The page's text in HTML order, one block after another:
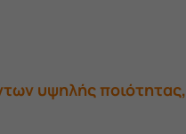
υψηλής ποιότητας,